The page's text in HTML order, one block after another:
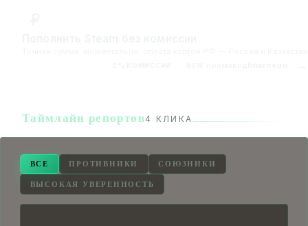
Таймлайн репортов4 КЛИКА
ВСЕ ПРОТИВНИКИ
СОЮЗНИКИ
ВЫСОКАЯ УВЕРЕННОСТЬ